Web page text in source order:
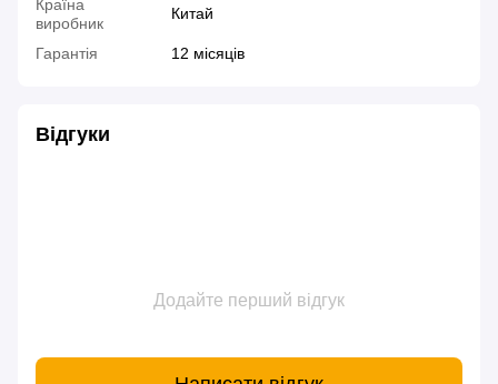
Країна
виробник
Китай
Гарантія 12 місяців
Відгуки
Додайте перший відгук